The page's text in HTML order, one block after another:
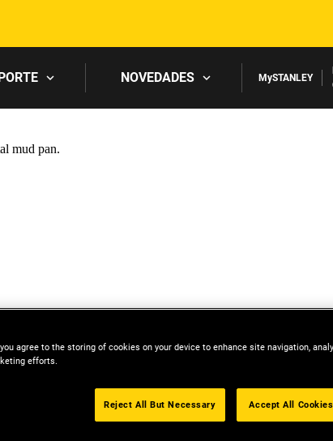
NOVEDADES MySTANLEY
agree to the storing of cookies on your device to enhance site navigation,
efforts.
Reject All But Necessary Accept All Cookies